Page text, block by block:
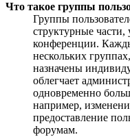
Что такое группы
Группы
структурные
конференции.
нескольких
назначены
облегчает
одновременно
например,
предоставление
форумам.